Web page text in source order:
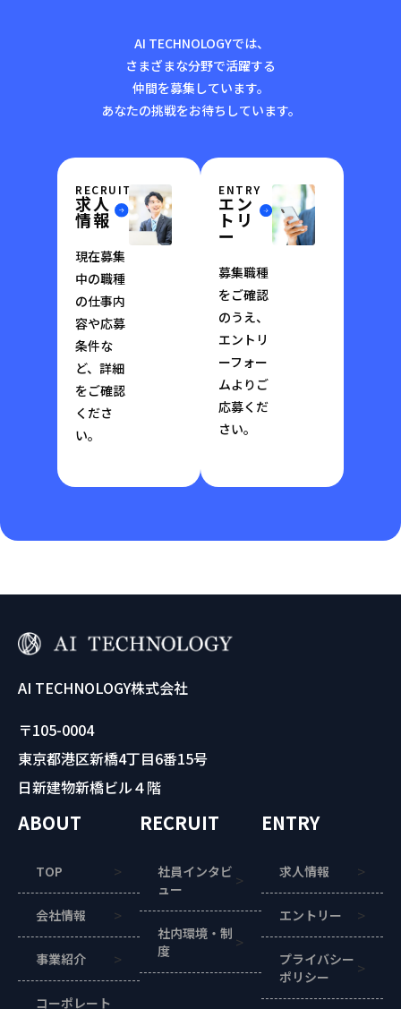
AI TECHNOLOGYでは、
さまざまな分野で活躍する
仲間を募集しています。
あなたの挑戦をお待ちしています。
RECRUIT
求人
情報
現在募集
中の職種
の仕事内
容や応募
条件な
ど、詳細
をご確認
くださ
い。
ENTRY
エン
トリ
ー
募集職種
をご確認
のうえ、
エントリ
ーフォー
ムよりご
応募くだ
さい。
AI TECHNOLOGY株式会社
〒105-0004
東京都港区新橋4丁目6番15号
日新建物新橋ビル４階
ABOUT
TOP
会社情報
事業紹介
コーポレート
RECRUIT
社員インタビ
ュー
社内環境・制
度
ENTRY
求人情報
エントリー
プライバシー
ポリシー